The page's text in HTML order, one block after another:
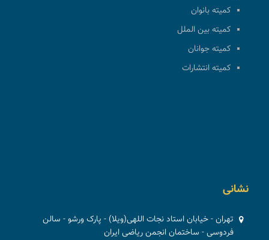
کمیته بانوان
کمیته بین الملل
کمیته جوانان
کمیته انتشارات
نشانی
تهران - خیابان استاد نجات اللهی(ویلا) - پارک ورشو - سالن
فردوسی - ساختمان انجمن ریاضی ایران